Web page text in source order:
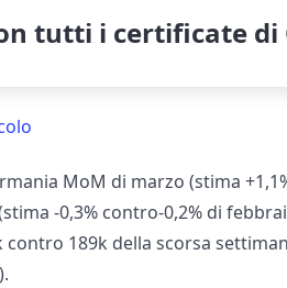
tutti i certificate
MoM di marzo (stima
-0,3% contro-0,2% di
189k della scorsa